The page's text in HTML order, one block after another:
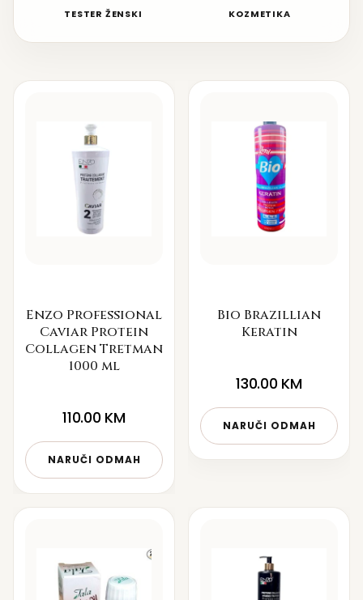
TESTER ŽENSKI KOZMETIKA
Enzo Professional
Caviar Protein
Collagen Tretman
1000 ml
110.00 KM
NARUČI ODMAH
Bio Brazillian
Keratin
130.00 KM
NARUČI ODMAH